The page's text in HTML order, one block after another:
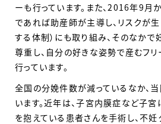
ーも行っています。また、2016年9月
であれば助産師が主導し、リスクが
する体制）にも取り組み、そのなか
尊重し、自分の好きな姿勢で産むフ
行っています。
全国の分娩件数が減っているなか、
います。近年は、子宮内膜症など子
を抱えている患者さんを手術し、不妊